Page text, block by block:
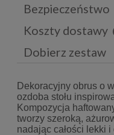
Bezpieczeństwo
Koszty dostawy
Cena nie zawiera
Dobierz zestaw
Dekoracyjny obrus o
ozdoba stołu
Kompozycja
tworzy szeroką,
nadając całości lekki